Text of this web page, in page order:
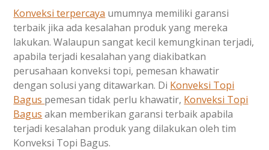
Konveksi terpercaya umumnya memiliki garansi
terbaik jika ada kesalahan produk yang mereka
lakukan. Walaupun sangat kecil kemungkinan terjadi,
apabila terjadi kesalahan yang diakibatkan
perusahaan konveksi topi, pemesan khawatir
dengan solusi yang ditawarkan. Di Konveksi Topi
Bagus pemesan tidak perlu khawatir, Konveksi Topi
Bagus akan memberikan garansi terbaik apabila
terjadi kesalahan produk yang dilakukan oleh tim
Konveksi Topi Bagus.